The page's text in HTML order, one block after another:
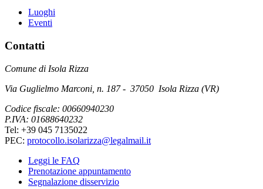
Luoghi
Eventi
Contatti
Comune di Isola Rizza
Via Guglielmo Marconi, n. 187 - 37050 Isola Rizza (VR)
Codice fiscale: 00660940230
P.IVA: 01688640232
Tel: +39 045 7135022
PEC: protocollo.isolarizza@legalmail.it
Leggi le FAQ
Prenotazione appuntamento
Segnalazione disservizio